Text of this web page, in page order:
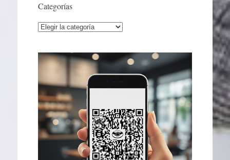
Categorías
Categorías